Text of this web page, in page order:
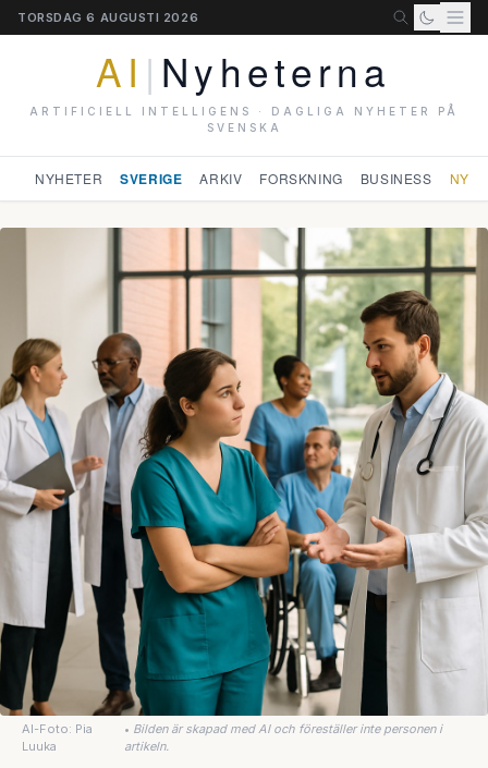
TORSDAG 6 AUGUSTI 2026
AI | Nyheterna
ARTIFICIELL INTELLIGENS · DAGLIGA NYHETER PÅ
SVENSKA
NYHETER SVERIGE ARKIV FORSKNING BUSINESS
AI-Foto: Pia
Luuka
• Bilden är skapad med AI och föreställer inte personen i
artikeln.